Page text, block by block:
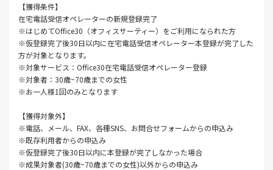
【獲得条件】
在宅電話受信オペレーターの新規登録完了
※はじめてOffice30（オフィスサーティー）をご利用になられた方
※仮登録完了後30日以内に在宅電話受信オペレーター本登録が完了した
方が対象となります。
※対象サービス：Office30在宅電話受信オペレーター登録
※対象者：30歳~70歳までの女性
※お一人様1回のみとなります
【獲得対象外】
※電話、メール、FAX、各種SNS、お問合せフォームからの申込み
※既存利用者からの申込み
※仮登録完了後30日以内に本登録が完了しなかった場合
※成果対象者(30歳~70歳までの女性)以外からの申込み